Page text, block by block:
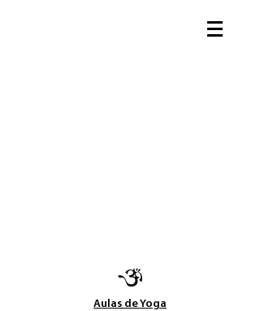
Aulas de Yoga​